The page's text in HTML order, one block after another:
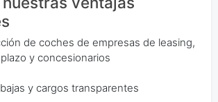
de coches de empresas de leasing,
y concesionarios
y cargos transparentes